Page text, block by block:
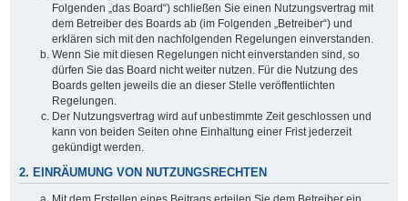
Folgenden „das Board“) schließen Sie einen Nutzungsvertrag mit
dem Betreiber des Boards ab (im Folgenden „Betreiber“) und
erklären sich mit den nachfolgenden Regelungen einverstanden.
Wenn Sie mit diesen Regelungen nicht einverstanden sind, so
dürfen Sie das Board nicht weiter nutzen. Für die Nutzung des
Boards gelten jeweils die an dieser Stelle veröffentlichten
Regelungen.
Der Nutzungsvertrag wird auf unbestimmte Zeit geschlossen und
kann von beiden Seiten ohne Einhaltung einer Frist jederzeit
gekündigt werden.
2. EINRÄUMUNG VON NUTZUNGSRECHTEN